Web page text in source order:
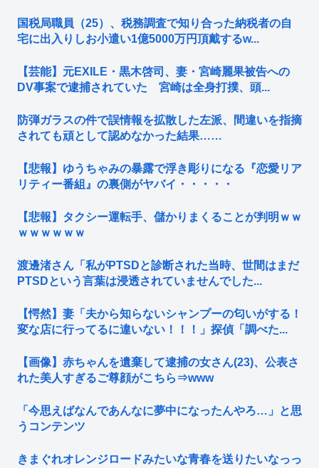
国税局職員（25）、税務調査で知り合った納税者の自
宅に出入りしお小遣い1億5000万円頂戴するw...
【芸能】元EXILE・黒木啓司、妻・宮崎麗果被告への
DV事案で逮捕されていた 宮崎は全身打撲、頭...
防弾ガラスの件で誤情報を拡散した左派、間違いを指摘
されても頑として認めなかった結果……
【悲報】ゆうちゃみの暴露で浮き彫りになる『恋愛リア
リティー番組』の裏側がヤバイ・・・・・
【悲報】タクシー運転手、儲かりまくることが判明ｗｗ
ｗｗｗｗｗｗ
渡邊渚さん「私がPTSDと診断された当時、世間はまだ
PTSDという言葉は浸透されていませんでした...
【愕然】妻「夫から知らないシャンプーの匂いがする！
変な店に行ってるに違いない！！！」探偵「調べた...
【画像】赤ちゃんを遺棄して逮捕の女さん(23)、公表さ
れた美人すぎるご尊顔がこちら⇒www
「今思えばなんであんなに夢中になったんやろ…」と思
うコンテンツ
きまぐれオレンジロードみたいな青春を送りたいなっっ